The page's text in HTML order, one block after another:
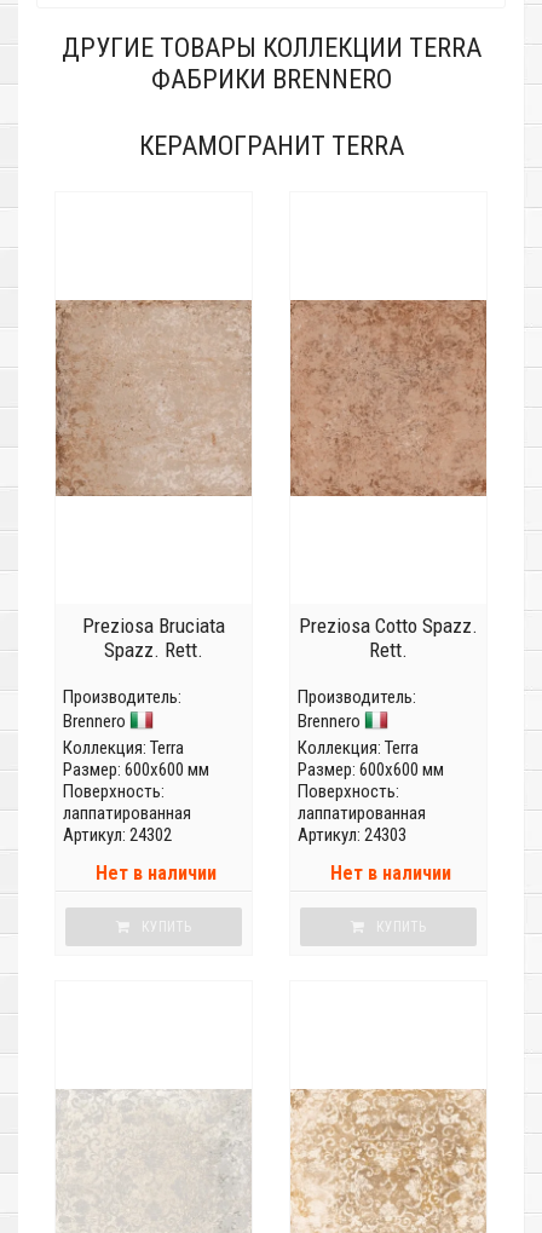
ДРУГИЕ ТОВАРЫ КОЛЛЕКЦИИ TERRA
ФАБРИКИ BRENNERO
КЕРАМОГРАНИТ TERRA
Preziosa Bruciata
Spazz. Rett.
Производитель:
Brennero
Коллекция: Terra
Размер: 600x600 мм
Поверхность:
лаппатированная
Артикул: 24302
Нет в наличии
КУПИТЬ
Preziosa Cotto Spazz.
Rett.
Производитель:
Brennero
Коллекция: Terra
Размер: 600x600 мм
Поверхность:
лаппатированная
Артикул: 24303
Нет в наличии
КУПИТЬ